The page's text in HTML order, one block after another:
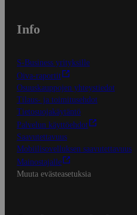
Info
S-Business yrityksille
Oiva-raportit
Osuuskauppojen yhteystiedot
Tilaus- ja toimitusehdot
Tietosuojakäytäntö
Palvelun käyttöehdot
Saavutettavuus
Mobiilisovelluksen saavutettavuus
Mainostajalle
Muuta evästeasetuksia